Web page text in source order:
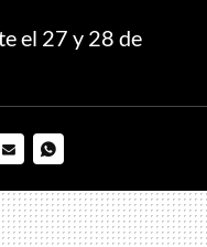
el 27 y 28 de